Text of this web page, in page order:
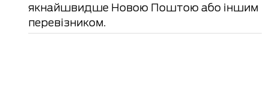
якнайшвидше Новою Поштою або іншим
перевізником.